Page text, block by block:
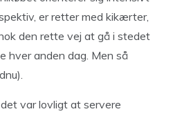
er retter med kikærter,
den rette vej at gå i stedet
hver anden dag. Men så
var lovligt at servere